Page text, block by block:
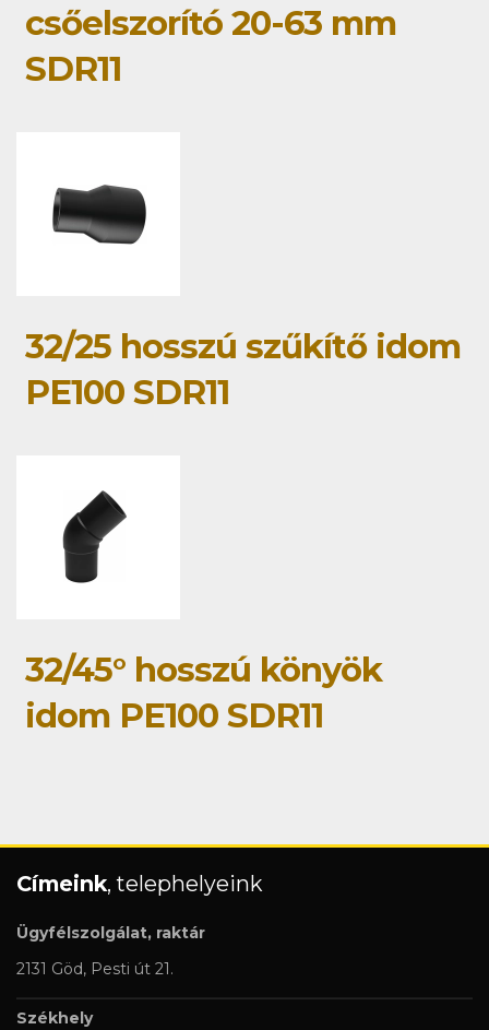
csőelszorító 20-63 mm
SDR11
32/25 hosszú szűkítő idom
PE100 SDR11
32/45° hosszú könyök
idom PE100 SDR11
Címeink, telephelyeink
Ügyfélszolgálat, raktár
2131 Göd, Pesti út 21.
Székhely